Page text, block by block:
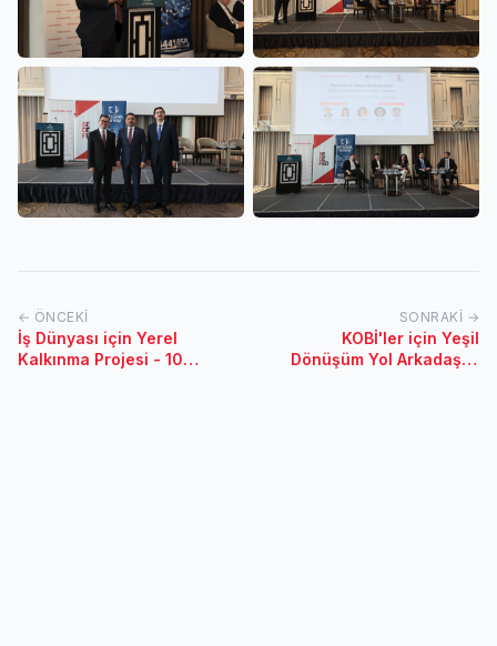
← ÖNCEKI
İş Dünyası için Yerel
Kalkınma Projesi - 10
SONRAKI →
KOBİ'ler için Yeşil
Dönüşüm Yol Arkadaşım